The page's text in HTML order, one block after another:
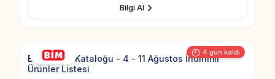
Bilgi Al
4 gün kaldı
Add to
Bim Aktüel Kataloğu - 4 - 11 Ağustos İndirimli
Ürünler Listesi